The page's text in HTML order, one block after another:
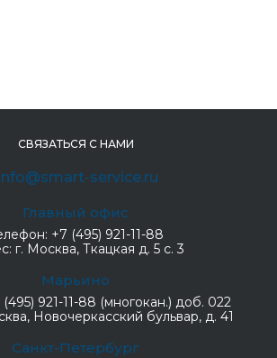
СВЯЗАТЬСЯ С НАМИ
service.ru
Главный офис
+7 (495) 921-11-88
г. Москва, Ткацкая д. 5 с. 3
Марьино
(495) 921-11-88 (многокан.) доб. 022
Новочеркасский бульвар, д. 41
Санкт-Петербург